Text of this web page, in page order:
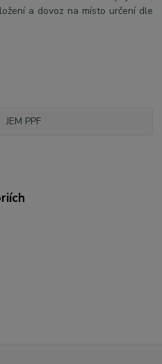
a dovoz na místo určení dle
JEM PPF